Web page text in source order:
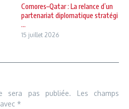
Comores–Qatar : La relance d’un
partenariat diplomatique stratégi
...
15 juillet 2026
sera pas publiée.
Les champs
*